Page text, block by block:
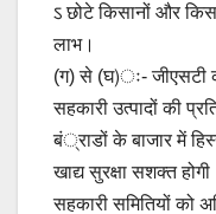
ऽ छोटे किसानों और
लाभ।
(ग) से (घ)ः- जीएसटी
सहकारी उत्पादों की
बं्राडों के बाजार में
खाद्य सुरक्षा सशक्त
सहकारी समितियों को